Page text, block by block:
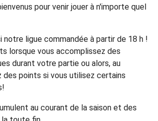
pour venir jouer à n'importe quel
notre ligue commandée à partir de 18 h !
lorsque vous accomplissez des
durant votre partie ou alors, au
des points si vous utilisez certains
au courant de la saison et des